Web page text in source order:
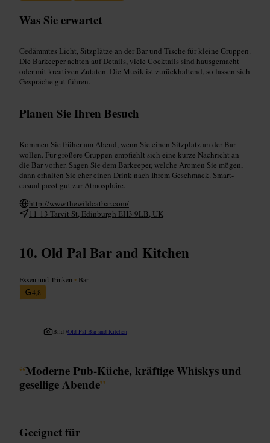
Was Sie erwartet
Gedämmtes Licht, Sitzplätze an der Bar und Tische für kleine Gruppen.
Die Barkeeper achten auf Details, viele Cocktails sind hausgemacht
oder mit kreativen Zutaten. Die Musik ist zurückhaltend, so lassen sich
Gespräche gut führen.
Planen Sie Ihren Besuch
Kommen Sie früher am Abend, wenn Sie einen Sitzplatz an der Bar
wollen. Für größere Gruppen empfiehlt sich eine kurze Nachricht an
die Bar vorher. Sagen Sie dem Barkeeper, welche Aromen Sie mögen,
dann erhalten Sie eher einen Drink nach Ihrem Geschmack. Smart-
casual passt gut zur Atmosphäre.
http://www.thewildcatbar.com/
11-13 Tarvit St, Edinburgh EH3 9LB, UK
Old Pal Bar and Kitchen
Essen und Trinken • Bar
4,8
Bild /Old Pal Bar and Kitchen
“Moderne Pub-Küche, kräftige Whiskys und
gesellige Abende”
Geeignet für